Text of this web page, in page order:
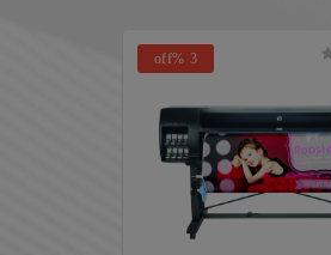
3 %off